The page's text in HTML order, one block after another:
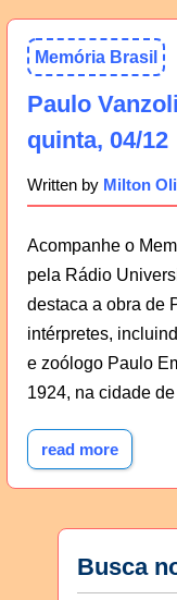
Memória Brasil
Paulo
quinta, 04/12
Written by Milton
Acompanhe o
pela Rádio
destaca a obra de
intérpretes,
e zoólogo Paulo
1924, na cidade
read more
Busca